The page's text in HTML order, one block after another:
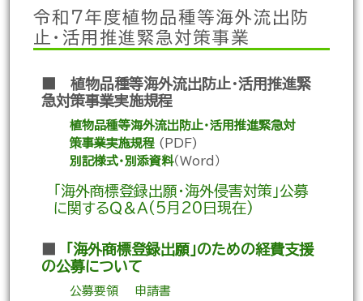
令和７年度植物品種等海外流出防
止・活用推進緊急対策事業
■ 植物品種等海外流出防止・活用推進緊
急対策事業実施規程
植物品種等海外流出防止・活用推進緊急対
策事業実施規程(PDF)
別記様式・別添資料（Word）
「海外商標登録出願・海外侵害対策」公募
に関するＱ＆Ａ(5月20日現在)
「海外商標登録出願」のための経費支援
の公募について
公募要領
申請書